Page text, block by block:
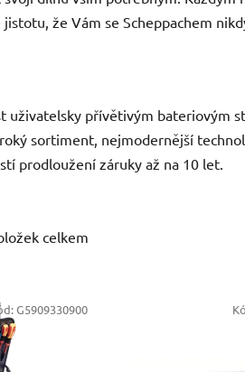
že Vám se Scheppachem
uživatelsky přívětivým bateriovým
sortiment, nejmodernější
prodloužení záruky až na 10 let.
celkem
G5909330900